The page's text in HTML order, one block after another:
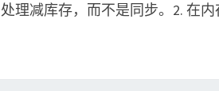
处理减库存，而不是同步。2. 在